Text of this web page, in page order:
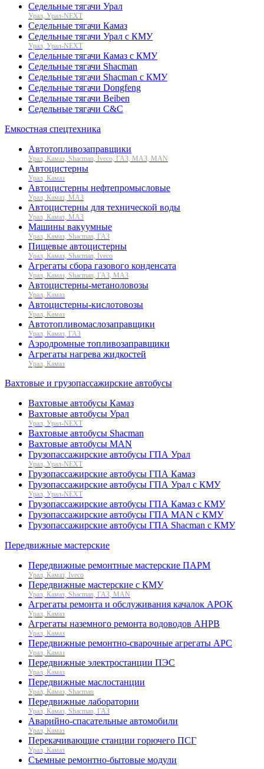
Седельные тягачи Урал
Урал, Урал-NEXT
Седельные тягачи Камаз
Седельные тягачи Урал с КМУ
Урал, Урал-NEXT
Седельные тягачи Камаз с КМУ
Седельные тягачи Shacman
Седельные тягачи Shacman с КМУ
Седельные тягачи Dongfeng
Седельные тягачи Beiben
Седельные тягачи C&C
Емкостная спецтехника
Автотопливозаправщики
Урал, Камаз, Shacman, Iveco, ГАЗ, МАЗ, MAN
Автоцистерны
Урал, Камаз
Автоцистерны нефтепромысловые
Урал, Камаз, МАЗ
Автоцистерны для технической воды
Урал, Камаз, МАЗ
Машины вакуумные
Урал, Камаз, Shacman, ГАЗ
Пищевые автоцистерны
Урал, Камаз, Shacman, Iveco
Агрегаты сбора газового конденсата
Урал, Камаз, Shacman, ГАЗ, МАЗ
Автоцистерны-метаноловозы
Урал, Камаз
Автоцистерны-кислотовозы
Урал, Камаз
Автотопливомаслозаправщики
Урал, Камаз, ГАЗ
Аэродромные топливозаправщики
Агрегаты нагрева жидкостей
Урал, Камаз
Вахтовые и грузопассажирские автобусы
Вахтовые автобусы Камаз
Вахтовые автобусы Урал
Урал, Урал-NEXT
Вахтовые автобусы Shacman
Вахтовые автобусы MAN
Грузопассажирские автобусы ГПА Урал
Урал, Урал-NEXT
Грузопассажирские автобусы ГПА Камаз
Грузопассажирские автобусы ГПА Урал с КМУ
Урал, Урал-NEXT
Грузопассажирские автобусы ГПА Камаз с КМУ
Грузопассажирские автобусы ГПА MAN с КМУ
Грузопассажирские автобусы ГПА Shacman с КМУ
Передвижные мастерские
Передвижные ремонтные мастерские ПАРМ
Урал, Камаз, Iveco
Передвижные мастерские с КМУ
Урал, Камаз, Shacman, ГАЗ, MAN
Агрегаты ремонта и обслуживания качалок АРОК
Урал, Камаз
Агрегаты наземного ремонта водоводов АНРВ
Урал, Камаз
Передвижные ремонтно-сварочные агрегаты АРС
Урал, Камаз
Передвижные электростанции ПЭС
Урал, Камаз
Передвижные маслостанции
Урал, Камаз, Shacman
Передвижные лаборатории
Урал, Камаз, Shacman, ГАЗ
Аварийно-спасательные автомобили
Урал, Камаз
Перекачивающие станции горючего ПСГ
Урал, Камаз
Съемные ремонтно-бытовые модули